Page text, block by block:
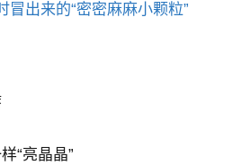
冒出来的“密密麻麻小颗粒”
“亮晶晶”